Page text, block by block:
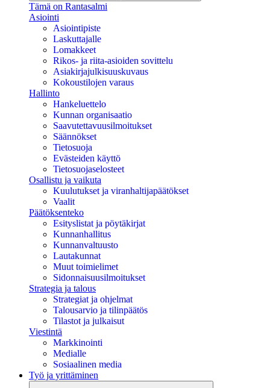
Tämä on Rantasalmi
Asiointi
Asiointipiste
Laskuttajalle
Lomakkeet
Rikos- ja riita-asioiden sovittelu
Asiakirjajulkisuuskuvaus
Kokoustilojen varaus
Hallinto
Hankeluettelo
Kunnan organisaatio
Saavutettavuusilmoitukset
Säännökset
Tietosuoja
Evästeiden käyttö
Tietosuojaselosteet
Osallistu ja vaikuta
Kuulutukset ja viranhaltijapäätökset
Vaalit
Päätöksenteko
Esityslistat ja pöytäkirjat
Kunnanhallitus
Kunnanvaltuusto
Lautakunnat
Muut toimielimet
Sidonnaisuusilmoitukset
Strategia ja talous
Strategiat ja ohjelmat
Talousarvio ja tilinpäätös
Tilastot ja julkaisut
Viestintä
Markkinointi
Medialle
Sosiaalinen media
Työ ja yrittäminen